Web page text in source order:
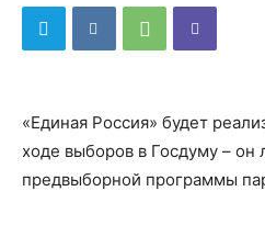
«Единая Россия» будет
ходе выборов в Госдуму – он
предвыборной программы